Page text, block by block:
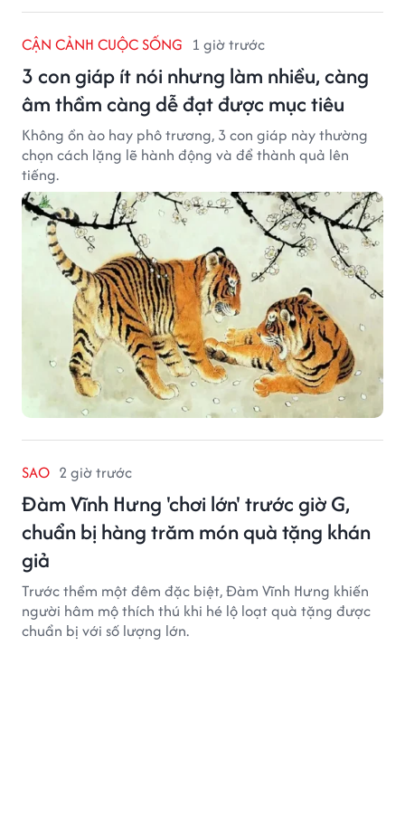
Nữ diễn viên Kim Bin Woo rơi nước mắt
khi đọc thư của các con trước ngày
chuyển đến Bali
Trước đó, ngày 2/8, Kim Bin Woo bất ngờ thông báo
gia đình cô sắp chuyển đến Bali.
CẬN CẢNH CUỘC SỐNG 1 giờ trước
âm thầm càng dễ đạt được mục tiêu
Không ồn ào hay phô trương, 3 con giáp này thường
chọn cách lặng lẽ hành động và để thành quả lên
tiếng.